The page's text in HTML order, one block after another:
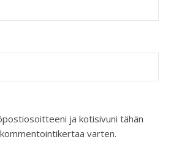
ja kotisivuni tähän
varten.